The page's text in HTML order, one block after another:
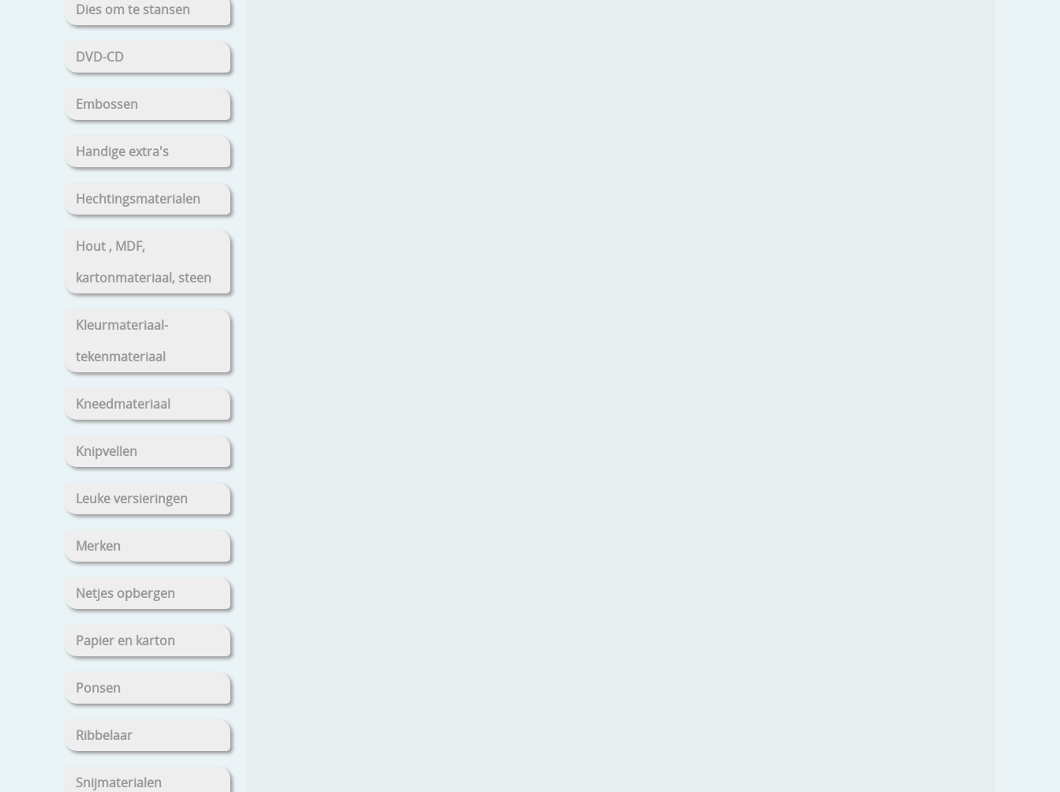
Dies om te stansen
DVD-CD
Embossen
Handige extra's
Hechtingsmaterialen
Hout , MDF,
kartonmateriaal, steen
Kleurmateriaal-
tekenmateriaal
Kneedmateriaal
Knipvellen
Leuke versieringen
Merken
Netjes opbergen
Papier en karton
Ponsen
Ribbelaar
Snijmaterialen